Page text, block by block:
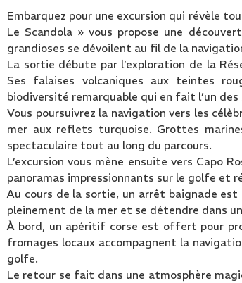
Embarquez pour une excursion qui révèle
Le Scandola » vous propose une
grandioses se dévoilent au fil de la
La sortie débute par l’exploration de la
Ses falaises volcaniques aux teintes
biodiversité remarquable qui en fait l’un
Vous poursuivrez la navigation vers les
mer aux reflets turquoise. Grottes
spectaculaire tout au long du parcours.
L’excursion vous mène ensuite vers Capo
panoramas impressionnants sur le golfe et
Au cours de la sortie, un arrêt baignade
pleinement de la mer et se détendre dans
À bord, un apéritif corse est offert pour
fromages locaux accompagnent la
golfe.
Le retour se fait dans une atmosphère